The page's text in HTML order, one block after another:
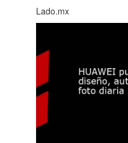
Lado.mx